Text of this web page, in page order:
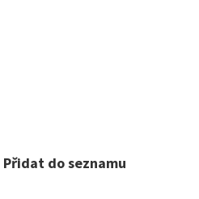
Přidat do seznamu